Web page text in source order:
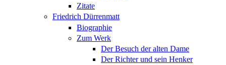
Zitate
Friedrich Dürrenmatt
Biographie
Zum Werk
Der Besuch der alten Dame
Der Richter und sein Henker